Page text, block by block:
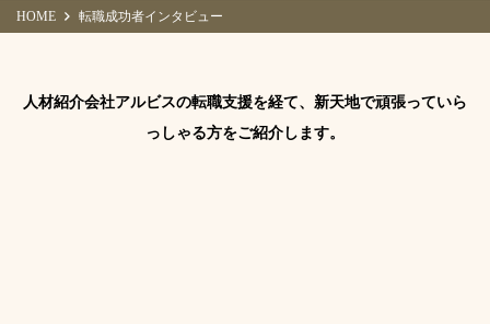
HOME 転職成功者インタビュー
人材紹介会社アルビスの転職支援を経て、新天地で頑張っていら
っしゃる方をご紹介します。